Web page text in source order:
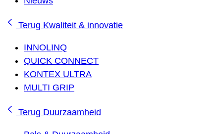
Terug Kwaliteit & innovatie
INNOLINQ
QUICK CONNECT
KONTEX ULTRA
MULTI GRIP
Terug Duurzaamheid